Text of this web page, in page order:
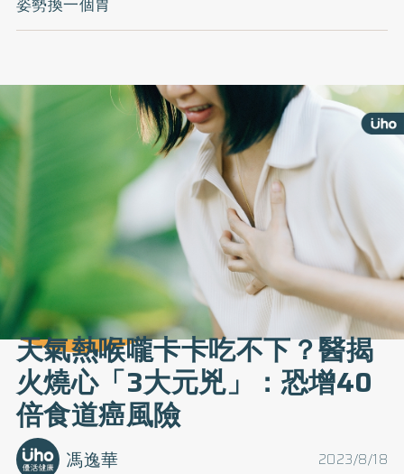
天氣熱喉嚨卡卡吃不下？醫揭
火燒心「3大元兇」：恐增40
倍食道癌風險
2023/8/18
馮逸華